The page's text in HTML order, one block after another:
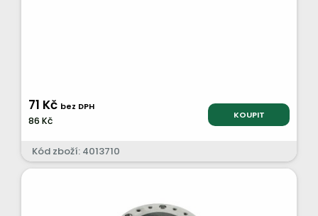
71 Kč bez DPH
86 Kč KOUPIT
Kód zboží: 4013710